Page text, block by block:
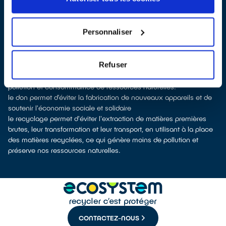
Personnaliser
Refuser
les points de vente
Les points de collecte de Chevry-Cossigny, partenaires
afin que nous prenions en charge leur dépollution et leur
recyclage.
Recycler c’est protéger la santé, l'environnement et les
La fabrication d’appareils électriques neufs est génératrice de
pollution et consommatrice de ressources naturelles.
le don permet d’éviter la fabrication de nouveaux appareils et de
soutenir l'économie sociale et solidaire
le recyclage permet d'éviter l'extraction de matières premières
brutes, leur transformation et leur transport, en utilisant à la place
des matières recyclées, ce qui génère moins de pollution et
préserve nos ressources naturelles.
CONTACTEZ-NOUS